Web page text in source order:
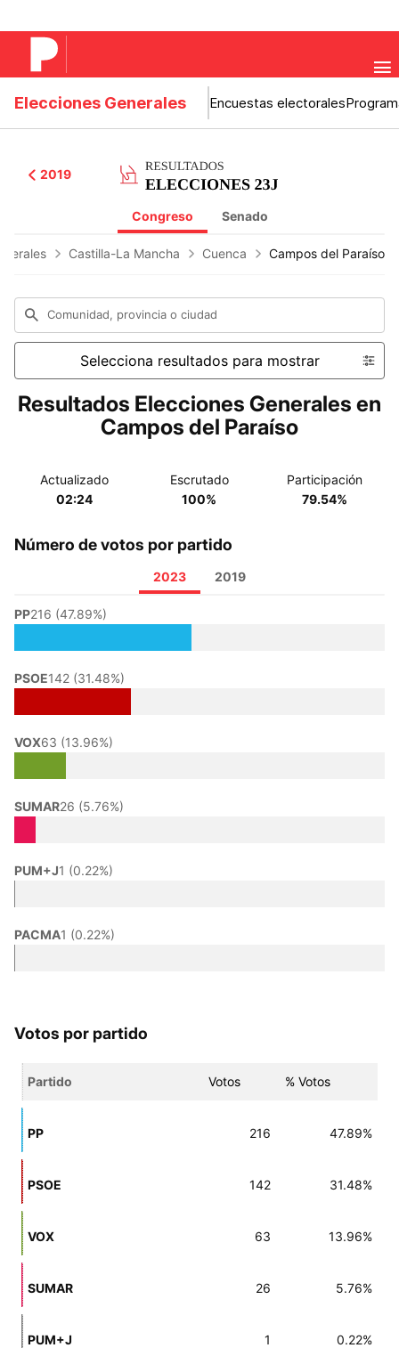
Elecciones Generales Encuestas electorales
2019
Congreso Senado
Castilla-La Mancha Cuenca Campos del Paraíso
Comunidad, provincia o ciudad
Selecciona resultados para mostrar
Resultados Elecciones Generales en
Campos del Paraíso
Actualizado
02:24
Escrutado
100%
Participación
79.54%
Número de votos por partido
2023 2019
PP216 (47.89%)
PSOE142 (31.48%)
VOX63 (13.96%)
SUMAR26 (5.76%)
PUM+J1 (0.22%)
PACMA1 (0.22%)
Votos por partido
Partido Votos % Votos
PP 216 47.89%
PSOE 142 31.48%
VOX 63 13.96%
SUMAR 26 5.76%
PUM+J 1 0.22%